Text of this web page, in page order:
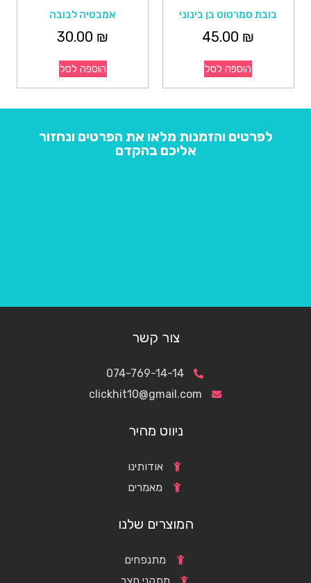
בובת סמרטוט בן בינוני
45.00 ₪
הוספה לסל
אמבטיה לבובה
30.00 ₪
הוספה לסל
לפרטים והזמנות מלאו את הפרטים ונחזור
אליכם בהקדם
צור קשר
074-769-14-14
clickhit10@gmail.com
ניווט מהיר
אודותינו
מאמרים
המוצרים שלנו
מתנפחים